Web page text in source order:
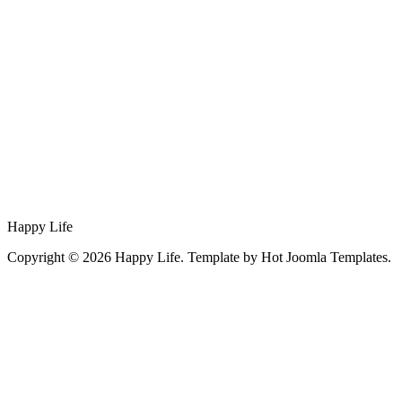
Happy Life
Copyright © 2026 Happy Life. Template by Hot Joomla Templates.